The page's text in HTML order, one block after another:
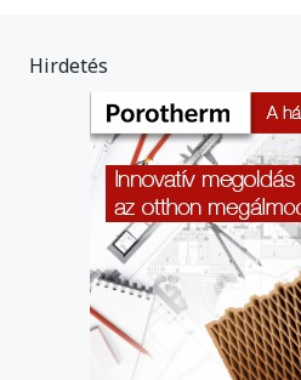
Hirdetés